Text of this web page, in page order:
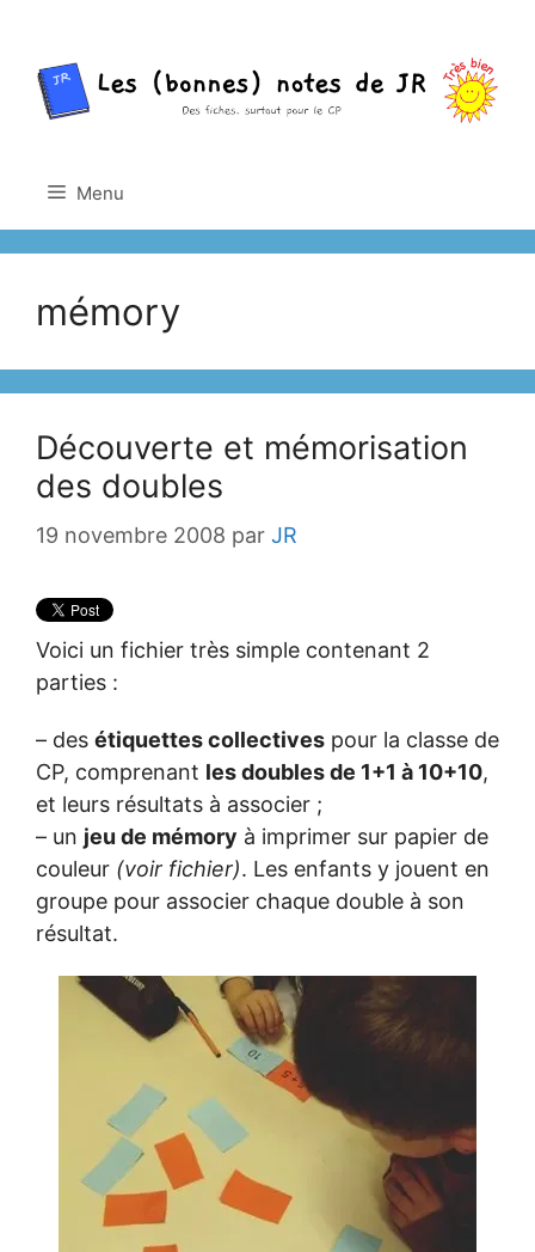
contenu
Menu
mémory
Découverte et mémorisation
des doubles
19 novembre 2008 par JR
Voici un fichier très simple contenant 2
parties :
– des étiquettes collectives pour la classe de
CP, comprenant les doubles de 1+1 à 10+10,
et leurs résultats à associer ;
– un jeu de mémory à imprimer sur papier de
couleur (voir fichier). Les enfants y jouent en
groupe pour associer chaque double à son
résultat.